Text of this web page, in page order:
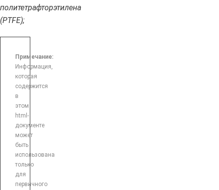
политетрафторэтилена
(PTFE);
Примечание:
Информация,
которая
содержится
в
этом
html-
документе
может
быть
использована
только
для
первичного